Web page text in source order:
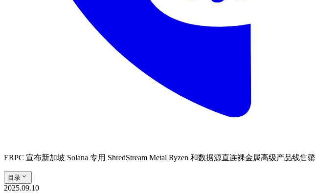
ERPC 宣布新加坡 Solana 专用 ShredStream Metal Ryzen 和数据源直连裸金属高级产品线售罄
目录
2025.09.10